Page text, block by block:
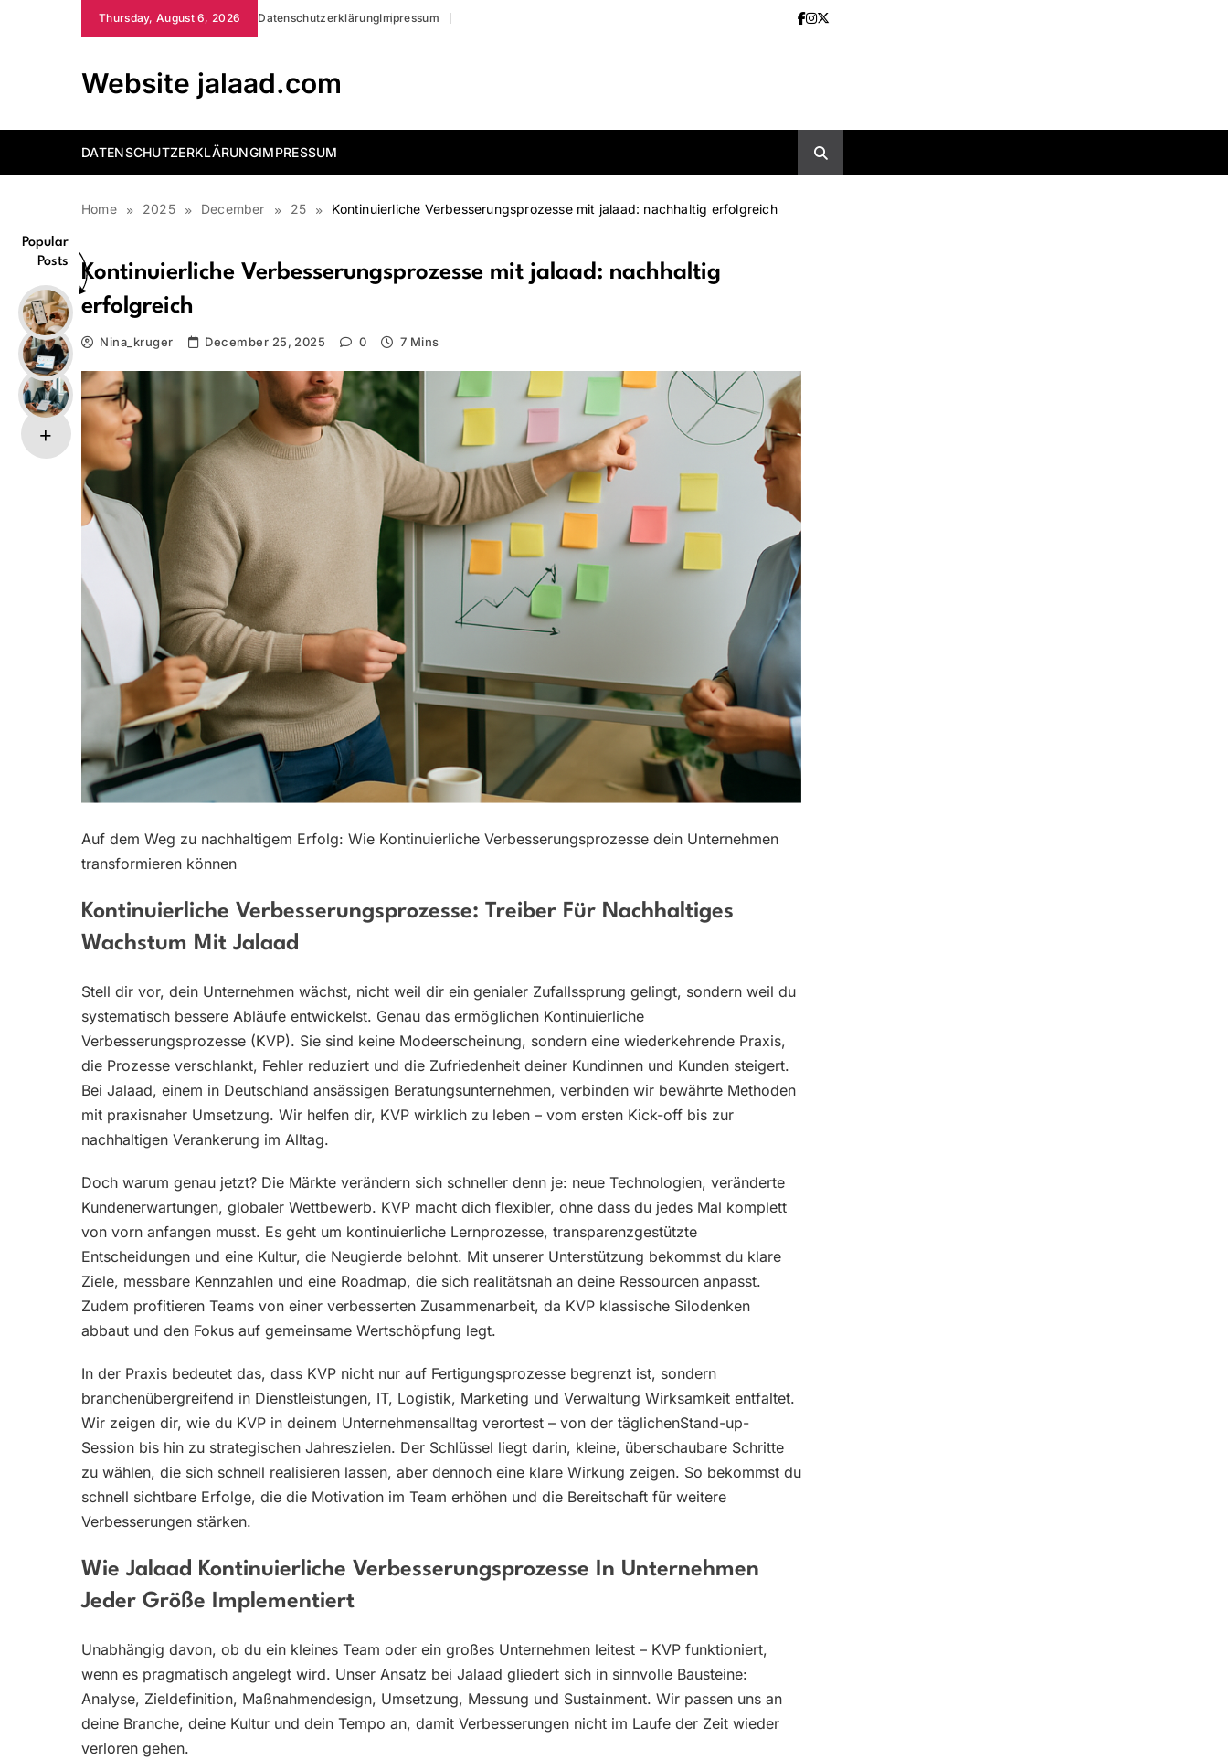
Thursday, August 6, 2026 DatenschutzerklärungImpressum
Website jalaad.com
DATENSCHUTZERKLÄRUNGIMPRESSUM
Home 2025 December 25 Kontinuierliche Verbesserungsprozesse mit jalaad: nachhaltig erfolgreich
Popular
Posts
Kontinuierliche Verbesserungsprozesse mit jalaad: nachhaltig
erfolgreich
Nina_kruger December 25, 2025 0 7 Mins
Auf dem Weg zu nachhaltigem Erfolg: Wie Kontinuierliche Verbesserungsprozesse dein Unternehmen
transformieren können
Kontinuierliche Verbesserungsprozesse: Treiber Für Nachhaltiges
Wachstum Mit Jalaad
Stell dir vor, dein Unternehmen wächst, nicht weil dir ein genialer Zufallssprung gelingt, sondern weil du
systematisch bessere Abläufe entwickelst. Genau das ermöglichen Kontinuierliche
Verbesserungsprozesse (KVP). Sie sind keine Modeerscheinung, sondern eine wiederkehrende Praxis,
die Prozesse verschlankt, Fehler reduziert und die Zufriedenheit deiner Kundinnen und Kunden steigert.
Bei Jalaad, einem in Deutschland ansässigen Beratungsunternehmen, verbinden wir bewährte Methoden
mit praxisnaher Umsetzung. Wir helfen dir, KVP wirklich zu leben – vom ersten Kick-off bis zur
nachhaltigen Verankerung im Alltag.
Doch warum genau jetzt? Die Märkte verändern sich schneller denn je: neue Technologien, veränderte
Kundenerwartungen, globaler Wettbewerb. KVP macht dich flexibler, ohne dass du jedes Mal komplett
von vorn anfangen musst. Es geht um kontinuierliche Lernprozesse, transparenzgestützte
Entscheidungen und eine Kultur, die Neugierde belohnt. Mit unserer Unterstützung bekommst du klare
Ziele, messbare Kennzahlen und eine Roadmap, die sich realitätsnah an deine Ressourcen anpasst.
Zudem profitieren Teams von einer verbesserten Zusammenarbeit, da KVP klassische Silodenken
abbaut und den Fokus auf gemeinsame Wertschöpfung legt.
In der Praxis bedeutet das, dass KVP nicht nur auf Fertigungsprozesse begrenzt ist, sondern
branchenübergreifend in Dienstleistungen, IT, Logistik, Marketing und Verwaltung Wirksamkeit entfaltet.
Wir zeigen dir, wie du KVP in deinem Unternehmensalltag verortest – von der täglichenStand-up-
Session bis hin zu strategischen Jahreszielen. Der Schlüssel liegt darin, kleine, überschaubare Schritte
zu wählen, die sich schnell realisieren lassen, aber dennoch eine klare Wirkung zeigen. So bekommst du
schnell sichtbare Erfolge, die die Motivation im Team erhöhen und die Bereitschaft für weitere
Verbesserungen stärken.
Wie Jalaad Kontinuierliche Verbesserungsprozesse In Unternehmen
Jeder Größe Implementiert
Unabhängig davon, ob du ein kleines Team oder ein großes Unternehmen leitest – KVP funktioniert,
wenn es pragmatisch angelegt wird. Unser Ansatz bei Jalaad gliedert sich in sinnvolle Bausteine:
Analyse, Zieldefinition, Maßnahmendesign, Umsetzung, Messung und Sustainment. Wir passen uns an
deine Branche, deine Kultur und dein Tempo an, damit Verbesserungen nicht im Laufe der Zeit wieder
verloren gehen.